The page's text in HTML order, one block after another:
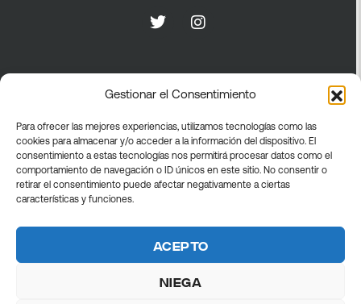
Gestionar el Consentimiento
Para ofrecer las mejores experiencias, utilizamos tecnologías como las
cookies para almacenar y/o acceder a la información del dispositivo. El
consentimiento a estas tecnologías nos permitirá procesar datos como el
comportamiento de navegación o ID únicos en este sitio. No consentir o
retirar el consentimiento puede afectar negativamente a ciertas
características y funciones.
Acepto
Niega
Privacidad
Política de privacidad
Política de cookies
Términos generales